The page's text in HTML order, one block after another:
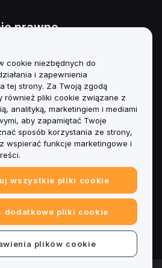
prawne
polityki
i zarządzania
cookie niezbędnych do
i zapewnienia
tej strony. Za Twoją zgodą
również pliki cookie związane z
analityką, marketingiem i mediami
aby zapamiętać Twoje
sposób korzystania ze strony,
wspierać funkcje marketingowe i
wszystkie pliki cookie
dodatkowe pliki cookie
plików cookie